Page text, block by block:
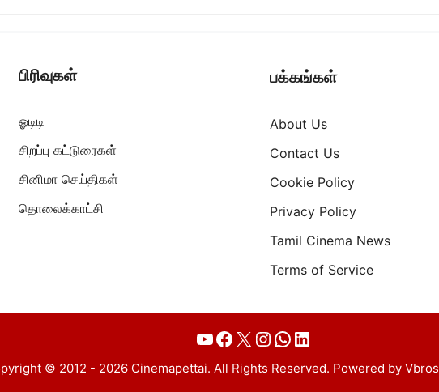
பிரிவுகள்
ஓடிடி
சிறப்பு கட்டுரைகள்
சினிமா செய்திகள்
தொலைக்காட்சி
பக்கங்கள்
About Us
Contact Us
Cookie Policy
Privacy Policy
Tamil Cinema News
Terms of Service
YouTube
Facebook
X Instagram
WhatsApp
LinkedIn
© 2012 - 2026 Cinemapettai. All Rights Reserved. Powered by